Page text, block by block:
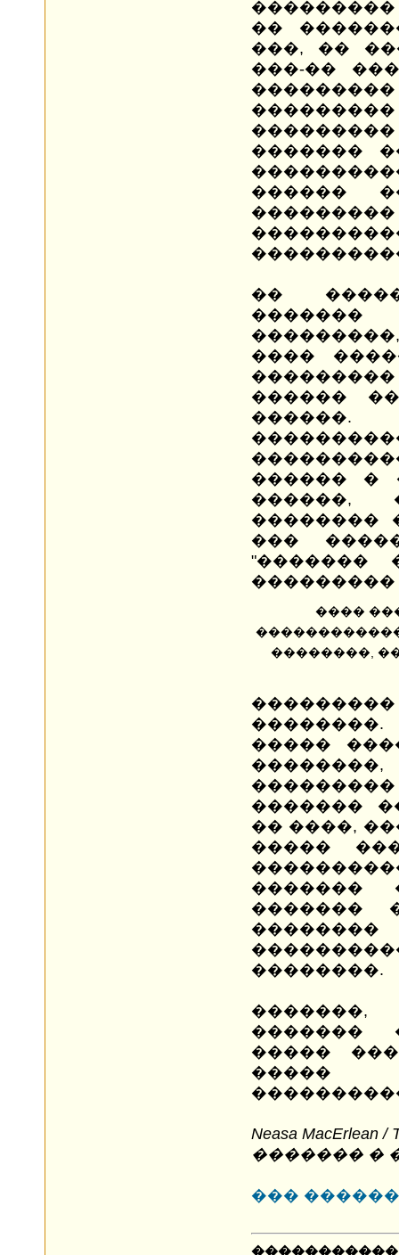
��
���, ��
���-��
�������
������
��
����
������
������ �
������,
��������
���
"�������
���������
����
��������,
�����
�������
�� ����,
�����
�������
�������
��������.
�������
�����
�����
Neasa MacErlean /
������� �
���
�����������